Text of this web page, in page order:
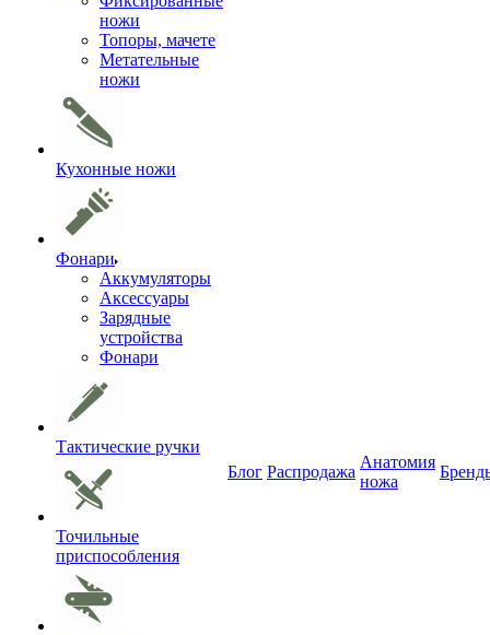
ножи
Топоры, мачете
Метательные
ножи
Кухонные ножи
Фонари
Аккумуляторы
Аксессуары
Зарядные
устройства
Фонари
Тактические ручки
Точильные
приспособления
Блог Распродажа
Анатомия
ножа